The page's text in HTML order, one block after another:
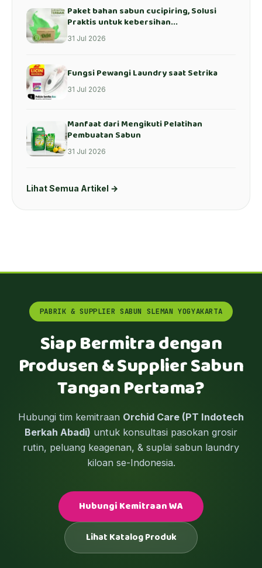
Paket bahan sabun cucipiring, Solusi
Praktis untuk kebersihan...
31 Jul 2026
Fungsi Pewangi Laundry saat Setrika
31 Jul 2026
Manfaat dari Mengikuti Pelatihan
Pembuatan Sabun
31 Jul 2026
Lihat Semua Artikel →
PABRIK & SUPPLIER SABUN SLEMAN YOGYAKARTA
Siap Bermitra dengan
Produsen & Supplier Sabun
Tangan Pertama?
Hubungi tim kemitraan Orchid Care (PT Indotech
Berkah Abadi) untuk konsultasi pasokan grosir
rutin, peluang keagenan, & suplai sabun laundry
kiloan se-Indonesia.
Hubungi Kemitraan WA
Lihat Katalog Produk